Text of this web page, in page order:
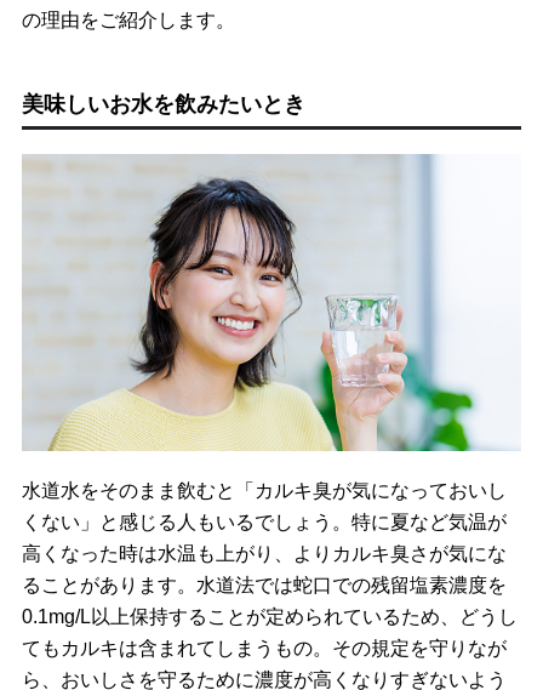
の理由をご紹介します。
美味しいお水を飲みたいとき
水道水をそのまま飲むと「カルキ臭が気になっておいし
くない」と感じる人もいるでしょう。特に夏など気温が
高くなった時は水温も上がり、よりカルキ臭さが気にな
ることがあります。水道法では蛇口での残留塩素濃度を
0.1mg/L以上保持することが定められているため、どうし
てもカルキは含まれてしまうもの。その規定を守りなが
ら、おいしさを守るために濃度が高くなりすぎないよう